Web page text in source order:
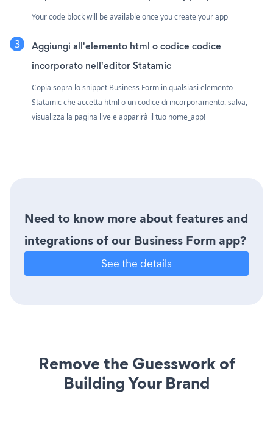
Your code block will be available once you create your app
Aggiungi all'elemento html o codice codice
incorporato nell'editor Statamic
Copia sopra lo snippet Business Form in qualsiasi elemento
Statamic che accetta html o un codice di incorporamento. salva,
visualizza la pagina live e apparirà il tuo nome_app!
Need to know more about features and
integrations of our Business Form app?
See the details
Remove the Guesswork of
Building Your Brand